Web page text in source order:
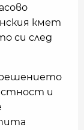
кмет
си след
решението
и